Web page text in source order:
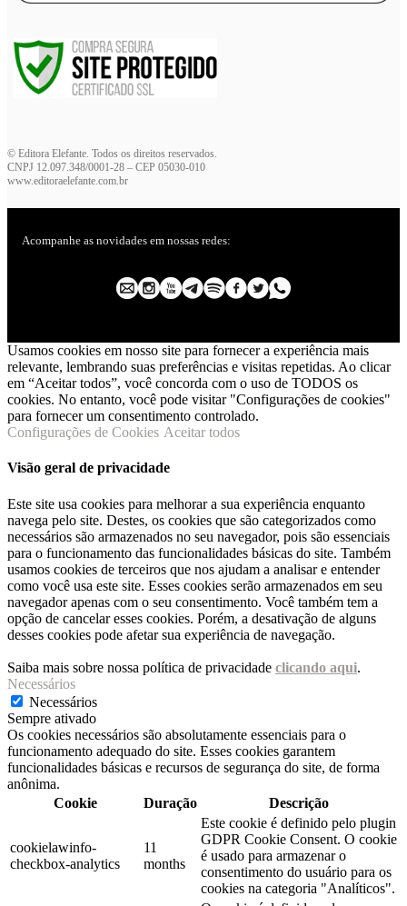
© Editora Elefante. Todos os direitos reservados.
CNPJ 12.097.348/0001-28 – CEP 05030-010
www.editoraelefante.com.br
Acompanhe as novidades em nossas redes:
Usamos cookies em nosso site para fornecer a experiência mais
relevante, lembrando suas preferências e visitas repetidas. Ao clicar
em “Aceitar todos”, você concorda com o uso de TODOS os
cookies. No entanto, você pode visitar "Configurações de cookies"
para fornecer um consentimento controlado.
Configurações de Cookies Aceitar todos
Visão geral de privacidade
Este site usa cookies para melhorar a sua experiência enquanto
navega pelo site. Destes, os cookies que são categorizados como
necessários são armazenados no seu navegador, pois são essenciais
para o funcionamento das funcionalidades básicas do site. Também
usamos cookies de terceiros que nos ajudam a analisar e entender
como você usa este site. Esses cookies serão armazenados em seu
navegador apenas com o seu consentimento. Você também tem a
opção de cancelar esses cookies. Porém, a desativação de alguns
desses cookies pode afetar sua experiência de navegação.
Saiba mais sobre nossa política de privacidade clicando aqui.
Necessários
Necessários
Sempre ativado
Os cookies necessários são absolutamente essenciais para o
funcionamento adequado do site. Esses cookies garantem
funcionalidades básicas e recursos de segurança do site, de forma
anônima.
Cookie
Duração Descrição
cookielawinfo-
checkbox-analytics
11
months
Este cookie é definido pelo plugin
GDPR Cookie Consent. O cookie
é usado para armazenar o
consentimento do usuário para os
cookies na categoria "Analíticos".